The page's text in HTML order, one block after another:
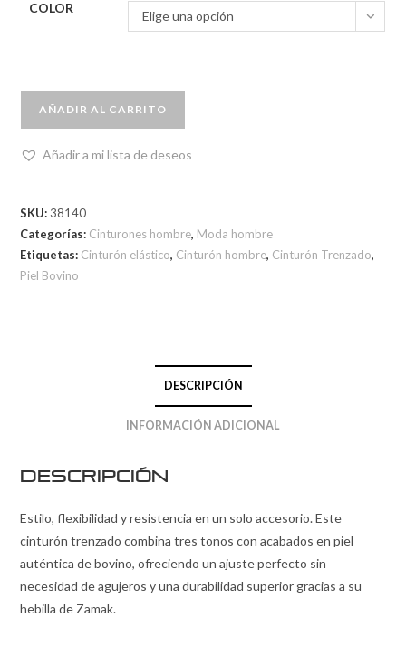
COLOR
Elige una opción
AÑADIR AL CARRITO
Añadir a mi lista de deseos
SKU: 38140
Categorías: Cinturones hombre, Moda hombre
Etiquetas: Cinturón elástico, Cinturón hombre, Cinturón Trenzado,
Piel Bovino
DESCRIPCIÓN
INFORMACIÓN ADICIONAL
Descripción
Estilo, flexibilidad y resistencia en un solo accesorio. Este
cinturón trenzado combina tres tonos con acabados en piel
auténtica de bovino, ofreciendo un ajuste perfecto sin
necesidad de agujeros y una durabilidad superior gracias a su
hebilla de Zamak.